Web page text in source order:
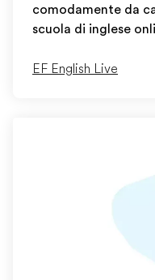
comodamente da
scuola di inglese
EF English Live